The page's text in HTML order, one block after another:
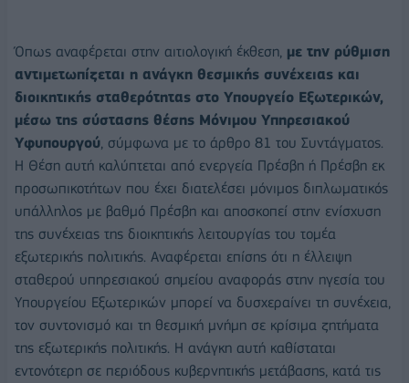
Όπως αναφέρεται στην αιτιολογική έκθεση, με την ρύθμιση
αντιμετωπίζεται η ανάγκη θεσμικής συνέχειας και
διοικητικής σταθερότητας στο Υπουργείο Εξωτερικών,
μέσω της σύστασης θέσης Μόνιμου Υπηρεσιακού
Υφυπουργού , σύμφωνα με το άρθρο 81 του Συντάγματος.
Η Θέση αυτή καλύπτεται από ενεργεία Πρέσβη ή Πρέσβη εκ
προσωπικοτήτων που έχει διατελέσει μόνιμος διπλωματικός
υπάλληλος με βαθμό Πρέσβη και αποσκοπεί στην ενίσχυση
της συνέχειας της διοικητικής λειτουργίας του τομέα
εξωτερικής πολιτικής. Αναφέρεται επίσης ότι η έλλειψη
σταθερού υπηρεσιακού σημείου αναφοράς στην ηγεσία του
Υπουργείου Εξωτερικών μπορεί να δυσχεραίνει τη συνέχεια,
τον συντονισμό και τη θεσμική μνήμη σε κρίσιμα ζητήματα
της εξωτερικής πολιτικής. Η ανάγκη αυτή καθίσταται
εντονότερη σε περιόδους κυβερνητικής μετάβασης, κατά τις